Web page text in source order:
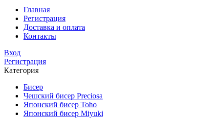
Главная
Регистрация
Доставка и оплата
Контакты
Вход
Регистрация
Категория
Бисер
Чешский бисер Preciosa
Японский бисер Toho
Японский бисер Miyuki